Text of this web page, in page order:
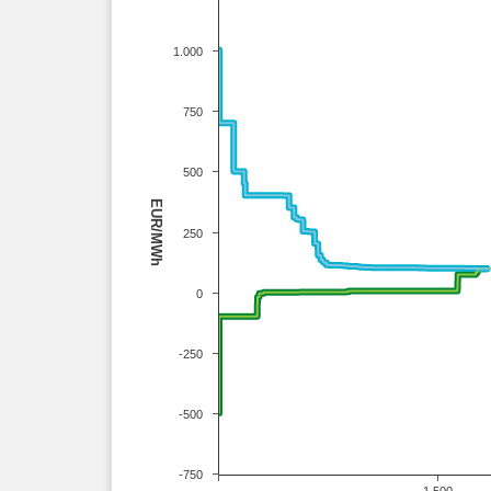
EUR/MWh
-750
-500
-250
0
250
500
750
1.000